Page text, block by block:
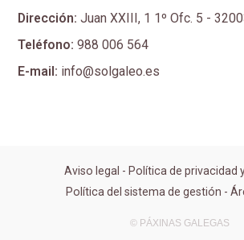
Dirección: Juan XXIII, 1 1º Ofc. 5 -
Teléfono: 988 006 564
E-mail: info@solgaleo.es
Aviso legal - Política de privacidad
Política del sistema de gestión -
© PÁXINAS GALEGAS